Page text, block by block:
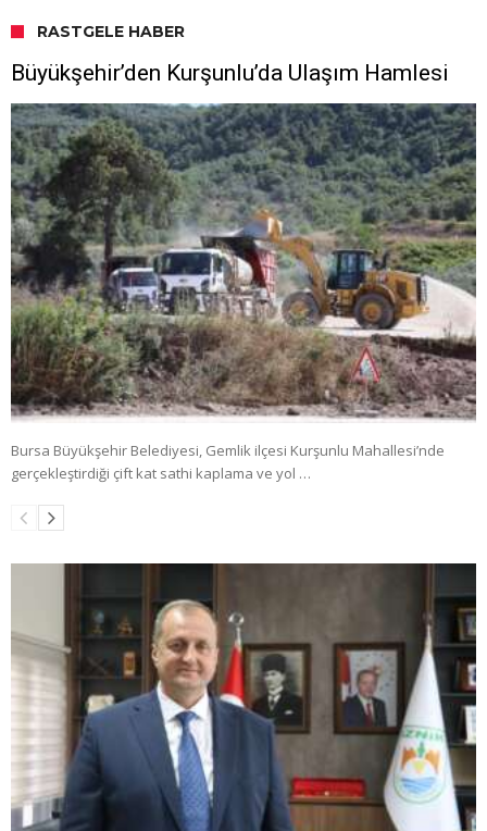
RASTGELE HABER
Büyükşehir’den Kurşunlu’da Ulaşım Hamlesi
Bursa Büyükşehir Belediyesi, Gemlik ilçesi Kurşunlu Mahallesi’nde
gerçekleştirdiği çift kat sathi kaplama ve yol …